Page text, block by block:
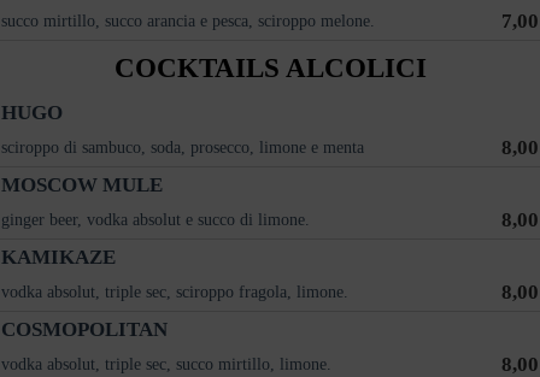
succo mirtillo, succo arancia e pesca, sciroppo melone. 7,00
COCKTAILS ALCOLICI
HUGO
sciroppo di sambuco, soda, prosecco, limone e menta
8,00
MOSCOW MULE
ginger beer, vodka absolut e succo di limone.
8,00
KAMIKAZE
vodka absolut, triple sec, sciroppo fragola, limone.
8,00
COSMOPOLITAN
vodka absolut, triple sec, succo mirtillo, limone.
8,00